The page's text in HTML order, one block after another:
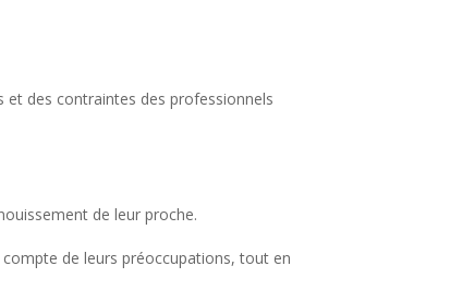
et des contraintes des professionnels
de leur proche.
de leurs préoccupations, tout en